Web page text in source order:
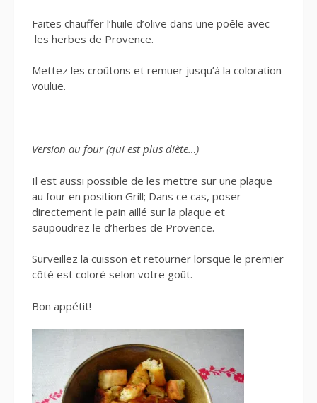
Faites chauffer l’huile d’olive dans une poêle avec
les herbes de Provence.
Mettez les croûtons et remuer jusqu’à la coloration
voulue.
Version au four (qui est plus diète…)
Il est aussi possible de les mettre sur une plaque
au four en position Grill; Dans ce cas, poser
directement le pain aillé sur la plaque et
saupoudrez le d’herbes de Provence.
Surveillez la cuisson et retourner lorsque le premier
côté est coloré selon votre goût.
Bon appétit!